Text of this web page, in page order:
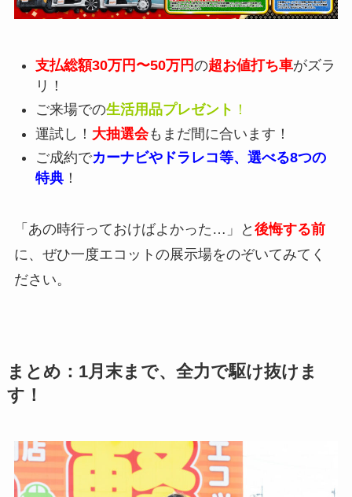
支払総額30万円〜50万円の超お値打ち車がズラ
リ！
ご来場での生活用品プレゼント ！
運試し！ 大抽選会もまだ間に合います！
ご成約でカーナビやドラレコ等、選べる8つの
特典！
「あの時行っておけばよかった…」と 後悔する前
に、ぜひ一度エコットの展示場をのぞいてみてく
ださい。
まとめ：1月末まで、全力で駆け抜けま
す！